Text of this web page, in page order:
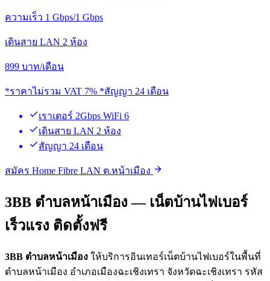
ความเร็ว 1 Gbps/1 Gbps
เดินสาย LAN 2 ห้อง
899 บาท/เดือน
*ราคาไม่รวม VAT 7% *สัญญา 24 เดือน
เราเตอร์ 2Gbps WiFi 6
เดินสาย LAN 2 ห้อง
สัญญา 24 เดือน
สมัคร Home Fibre LAN ต.หน้าเมือง
3BB ตำบลหน้าเมือง — เน็ตบ้านไฟเบอร์
เร็วแรง ติดตั้งฟรี
3BB ตำบลหน้าเมือง ให้บริการอินเทอร์เน็ตบ้านไฟเบอร์ในพื้นที่
ตำบลหน้าเมือง อำเภอเมืองฉะเชิงเทรา จังหวัดฉะเชิงเทรา รหัส